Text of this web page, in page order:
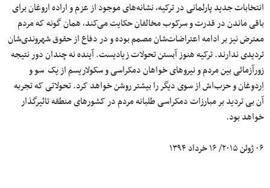
انتخابات جدید پارلمانی در ترکیه، نشانه‌های موجود از عزم و اراده اروغان برای
باقی ماندن در قدرت و سرکوب مخالفان حکایت می‌کند، همان گونه که مردم
معترض نیز بر ادامه اعتراضات‌شان مصمم بوده و در دفاع از حقوق شهروندی‌شان
تردیدی ندارند. ترکیه هنوز آبستن تحولات زیادیست. آینده نه چندان دور نتیجه
زورآزمائی بین مردم و نیروهای خواهان دمکراسی و سکولاریسم از یک سو و
اِردوغان و حزب‌اش از سوی دیگر را بیشتر روشن خواهد کرد. تحولاتی که تجربه
آن بی تردید بر مبارزات دمکراسی طلبانه مردم در کشورهای منطقه تاثیرگذار
خواهد بود.
۰۶ ژوئن ۲۰۱۵/ ۱۶ خرداد ۱۳۹۴